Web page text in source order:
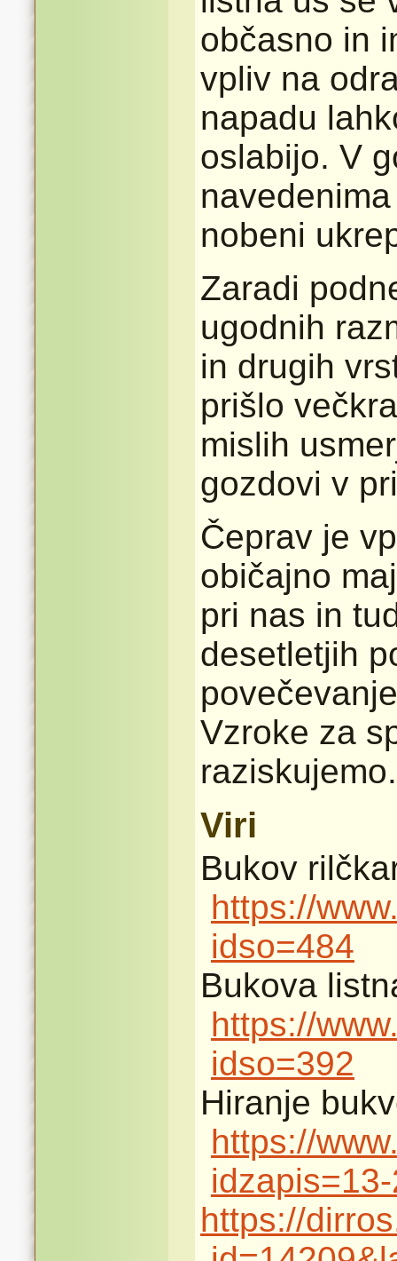
občasno in
vpliv na
napadu
oslabijo. V
nobeni
Zaradi
ugodnih
in drugih
prišlo
mislih
gozdovi v
Čeprav je
običajno
pri nas in
desetletjih
Vzroke za
raziskujemo.
Viri
Bukov
https://
idso=484
Bukova
https://
idso=392
Hiranje
https://
https://